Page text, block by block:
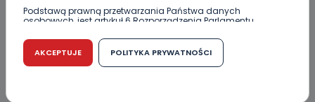
Podstawą prawną przetwarzania Państwa danych
osobowych, jest artykuł 6 Rozporządzenia Parlamentu
r. w sprawie ochrony osób fizycznych w związku z
przetwarzaniem danych osobowych w sprawie
swobodnego przepływu takich danych oraz uchylenia
dyrektywy 95/46/WE (RODO).
AKCEPTUJE POLITYKA PRYWATNOŚCI
Więcej pieniędzy dla OSP w gminie Ostrów.
Centra wzmocniona i gotowa do gry. Chce
lepszego seoznu